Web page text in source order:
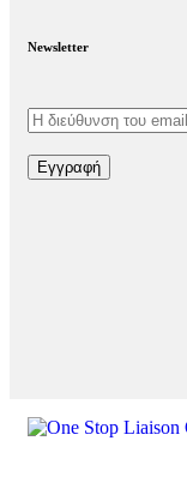
Newsletter
Εγγραφή